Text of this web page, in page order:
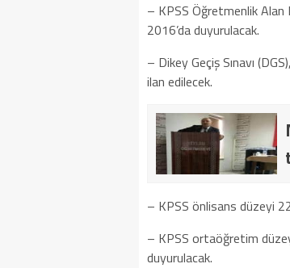
– KPSS Öğretmenlik
2016’da duyurulacak.
– Dikey Geçiş Sınavı
ilan edilecek.
– KPSS önlisans düzeyi
– KPSS ortaöğretim
duyurulacak.